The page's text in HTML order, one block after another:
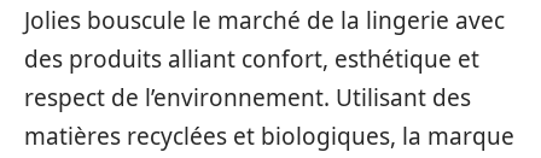
Jolies bouscule le marché de la lingerie avec
des produits alliant confort, esthétique et
respect de l’environnement. Utilisant des
matières recyclées et biologiques, la marque